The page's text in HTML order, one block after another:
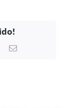
PinterestCorreo